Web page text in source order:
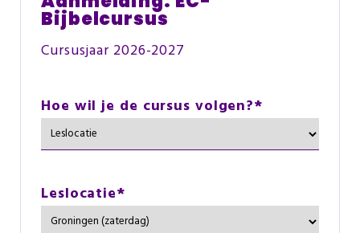
Bijbelcursus
Cursusjaar 2026-2027
Hoe wil je de cursus volgen?*
Leslocatie*